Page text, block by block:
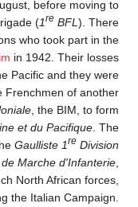
before moving to
(1reBFL ). There
who took part in the
in 1942. Their losses
Pacific and they were
Frenchmen of another
, the BIM, to form
et du Pacifique . The
theGaulliste 1reDivision
de Marche d'Infanterie
North African forces,
the Italian Campaign.